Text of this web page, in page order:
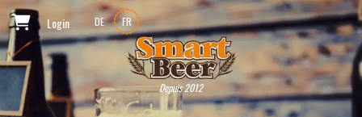
Login DE FR
Depuis 2012